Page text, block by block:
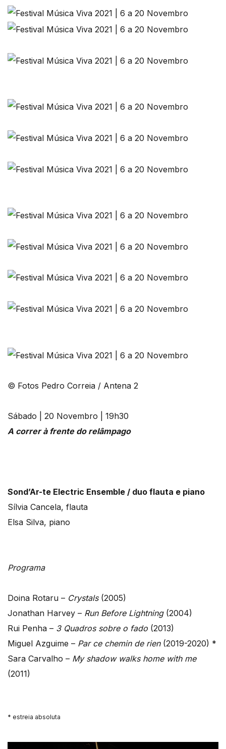
© Fotos Pedro Correia / Antena 2
Sábado | 20 Novembro | 19h30
A correr à frente do relâmpago
Sond’Ar-te Electric Ensemble / duo flauta e piano
Sílvia Cancela, flauta
Elsa Silva, piano
Programa
Doina Rotaru – Crystals (2005)
Jonathan Harvey – Run Before Lightning (2004)
Rui Penha – 3 Quadros sobre o fado (2013)
Miguel Azguime – Par ce chemin de rien(2019-2020) *
Sara Carvalho – My shadow walks home with me
(2011)
* estreia absoluta